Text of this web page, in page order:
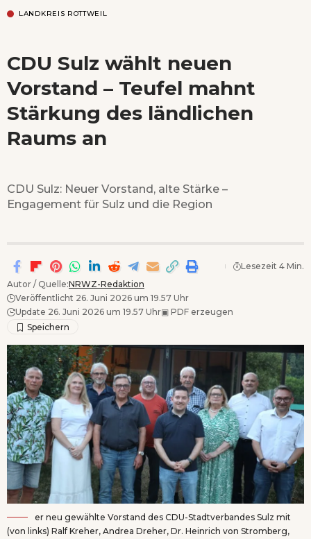
LANDKREIS ROTTWEIL
CDU Sulz wählt neuen
Vorstand – Teufel mahnt
Stärkung des ländlichen
Raums an
CDU Sulz: Neuer Vorstand, alte Stärke –
Engagement für Sulz und die Region
Autor / Quelle:NRWZ-Redaktion
Veröffentlicht 26. Juni 2026 um 19.57 Uhr
Update 26. Juni 2026 um 19.57 Uhr▣ PDF erzeugen
Lesezeit 4 Min.
er neu gewählte Vorstand des CDU-Stadtverbandes Sulz mit
(von links) Ralf Kreher, Andrea Dreher, Dr. Heinrich von Stromberg,